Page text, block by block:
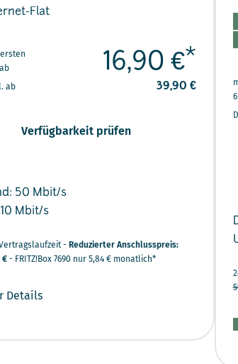
Flat
16,90 €*
ab 39,90 €
Verfügbarkeit prüfen
50 Mbit/s
Mbit/s
- Reduzierter Anschlusspreis:
€ - FRITZ!Box 7690 nur 5,84 € monatlich*
Details